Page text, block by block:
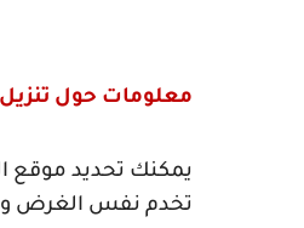
معلومات حول
يمكنك تحديد موقع
تخدم نفس الغرض